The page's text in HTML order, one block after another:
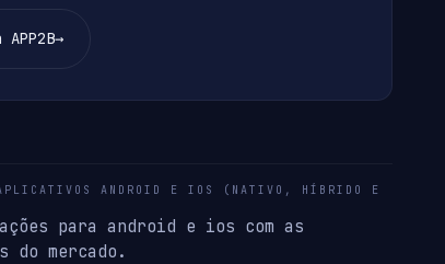
→
APLICATIVOS ANDROID E IOS (NATIVO, HÍBRIDO E
para android e ios com as
do mercado.